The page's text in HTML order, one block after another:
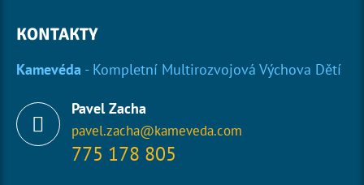
KONTAKTY
Kamevéda - Kompletní Multirozvojová Výchova Dětí
Pavel Zacha
pavel.zacha@kameveda.com
775 178 805